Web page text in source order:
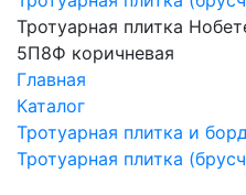
Тротуарная плитка
5П8Ф коричневая
Главная
Каталог
Тротуарная плитка и
Тротуарная плитка